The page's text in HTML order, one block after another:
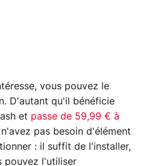
vous pouvez le
D'autant qu'il bénéficie
et passe de 59,99 € à
n'avez pas besoin d'élément
: il suffit de l'installer,
pouvez l'utiliser